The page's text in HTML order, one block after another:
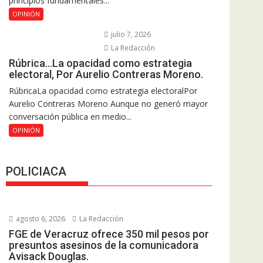
OPINIÓN
julio 7, 2026
La Redacción
Rúbrica…La opacidad como estrategia
electoral, Por Aurelio Contreras Moreno.
RúbricaLa opacidad como estrategia electoralPor
Aurelio Contreras Moreno Aunque no generó mayor
conversación pública en medio...
OPINIÓN
POLICIACA
agosto 6, 2026 La Redacción
FGE de Veracruz ofrece 350 mil pesos por
presuntos asesinos de la comunicadora
Avisack Douglas.